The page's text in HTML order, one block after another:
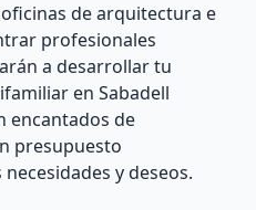
de arquitectura e
profesionales
a desarrollar tu
en Sabadell
encantados de
presupuesto
y deseos.